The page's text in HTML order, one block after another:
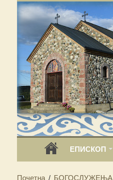
ЕПИСКОП
Почетна / БОГОСЛУЖЕЊА